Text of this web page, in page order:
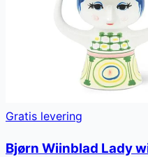
Gratis levering
Bjørn Wiinblad Lady